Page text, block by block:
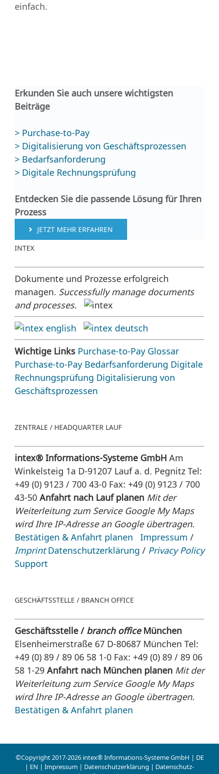
einfach.
Erkunden Sie auch unsere wichtigsten
Beiträge
> Purchase-to-Pay
> Digitalisierung von Geschäftsprozessen
> Bedarfsanforderung
> Digitale Rechnungsprüfung
Entdecken Sie die passende Lösung für Ihren
Prozess
JETZT MEHR ERFAHREN
INTEX
Dokumente und Prozesse erfolgreich
managen. Successfully manage documents
and processes.
Wichtige Links Purchase-to-Pay Glossar
Purchase-to-Pay Bedarfsanforderung Digitale
Rechnungsprüfung Digitalisierung von
Geschäftsprozessen
ZENTRALE / HEADQUARTER LAUF
intex® Informations-Systeme GmbH Am
Winkelsteig 1a D-91207 Lauf a. d. Pegnitz Tel:
+49 (0) 9123 / 700 43-0 Fax: +49 (0) 9123 / 700
43-50 Anfahrt nach Lauf planen Mit der
Weiterleitung zum Service Google My Maps
wird Ihre IP-Adresse an Google übertragen.
Bestätigen & Anfahrt planen
Impressum /
Imprint Datenschutzerklärung / Privacy Policy
Support
GESCHÄFTSSTELLE / BRANCH OFFICE
Geschäftsstelle / branch officeMünchen
Elsenheimerstraße 67 D-80687 München Tel:
+49 (0) 89 / 89 06 58 1-0 Fax: +49 (0) 89 / 89 06
58 1-29 Anfahrt nach München planen Mit der
Weiterleitung zum Service Google My Maps
wird Ihre IP-Adresse an Google übertragen.
Bestätigen & Anfahrt planen
©Copyright 2017-2026intex® Informations-Systeme GmbH | DE
| EN | Impressum | Datenschutzerklärung | Datenschutz-